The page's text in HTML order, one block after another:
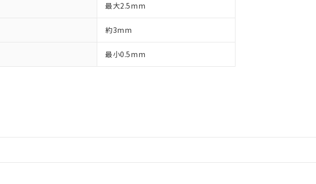
最大2.5mm
約3mm
最小0.5mm